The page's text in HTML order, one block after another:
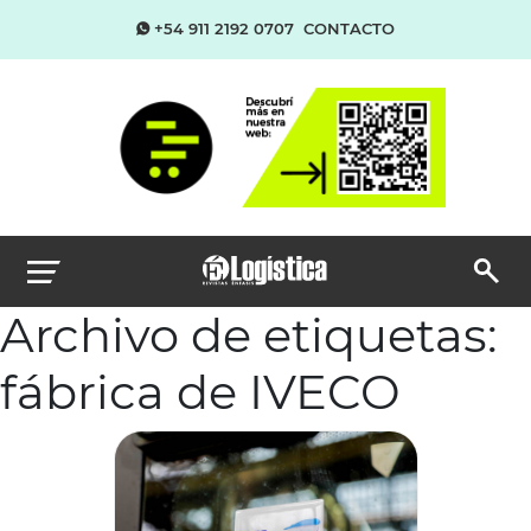
+54 911 2192 0707 CONTACTO
Archivo de etiquetas:
fábrica de IVECO